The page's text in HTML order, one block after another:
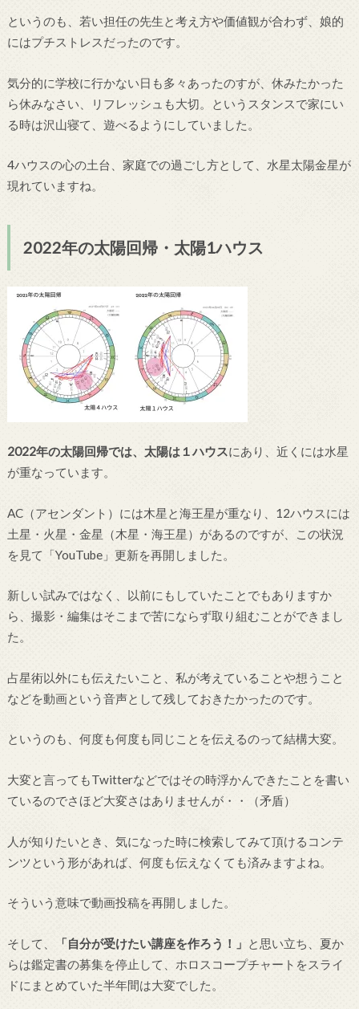
というのも、若い担任の先生と考え方や価値観が合わず、娘的
にはプチストレスだったのです。
気分的に学校に行かない日も多々あったのすが、休みたかった
ら休みなさい、リフレッシュも大切。というスタンスで家にい
る時は沢山寝て、遊べるようにしていました。
4ハウスの心の土台、家庭での過ごし方として、水星太陽金星が
現れていますね。
2022年の太陽回帰・太陽1ハウス
2022年の太陽回帰では、太陽は１ハウスにあり、近くには水星
が重なっています。
AC（アセンダント）には木星と海王星が重なり、12ハウスには
土星・火星・金星（木星・海王星）があるのですが、この状況
を見て「YouTube」更新を再開しました。
新しい試みではなく、以前にもしていたことでもありますか
ら、撮影・編集はそこまで苦にならず取り組むことができまし
た。
占星術以外にも伝えたいこと、私が考えていることや想うこと
などを動画という音声として残しておきたかったのです。
というのも、何度も何度も同じことを伝えるのって結構大変。
大変と言ってもTwitterなどではその時浮かんできたことを書い
ているのでさほど大変さはありませんが・・（矛盾）
人が知りたいとき、気になった時に検索してみて頂けるコンテ
ンツという形があれば、何度も伝えなくても済みますよね。
そういう意味で動画投稿を再開しました。
そして、 「自分が受けたい講座を作ろう！」 と思い立ち、夏か
らは鑑定書の募集を停止して、ホロスコープチャートをスライ
ドにまとめていた半年間は大変でした。